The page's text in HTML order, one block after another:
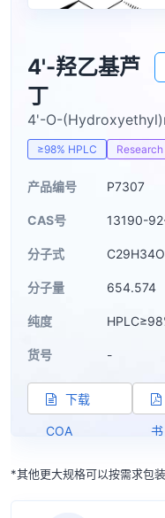
4'-羟乙基芦
丁
4'-O-
≥98% HPLC
产品编号 P7307
CAS号 13190-
分子式
分子量 654.574
纯度
货号 -
下载
COA 书
*其他更大规格可以按需求包